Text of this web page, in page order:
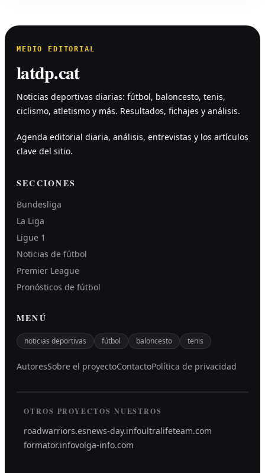
MEDIO EDITORIAL
latdp.cat
Noticias deportivas diarias: fútbol, baloncesto, tenis,
ciclismo, atletismo y más. Resultados, fichajes y análisis.
Agenda editorial diaria, análisis, entrevistas y los artículos
clave del sitio.
SECCIONES
Bundesliga
La Liga
Ligue 1
Noticias de fútbol
Premier League
Pronósticos de fútbol
MENÚ
noticias deportivas fútbol baloncesto tenis
AutoresSobre el proyectoContactoPolítica de privacidad
OTROS PROYECTOS NUESTROS
roadwarriors.esnews-day.infoultralifeteam.com
formator.infovolga-info.com